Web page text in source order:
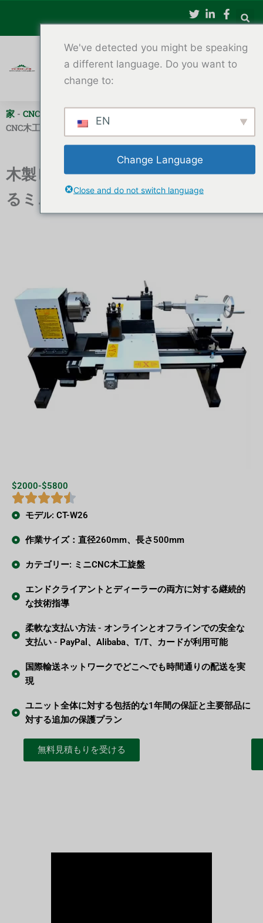
を
家 - CNC木工旋盤
CNC木工旋盤
木製ビーズやボウルを旋盤加工でき
るミニCNC木工旋盤
$2000-$5800
モデル: CT-W26
作業サイズ：直径260mm、長さ500mm
カテゴリー: ミニCNC木工旋盤
エンドクライアントとディーラーの両方に対する継続的
な技術指導
柔軟な支払い方法 - オンラインとオフラインでの安全な
支払い - PayPal、Alibaba、T/T、カードが利用可能
国際輸送ネットワークでどこへでも時間通りの配送を実
現
ユニット全体に対する包括的な1年間の保証と主要部品に
対する追加の保護プラン
無料見積もりを受ける
We've detected you might be speaking
a different language. Do you want to
change to:
EN
Change Language
Close and do not switch language